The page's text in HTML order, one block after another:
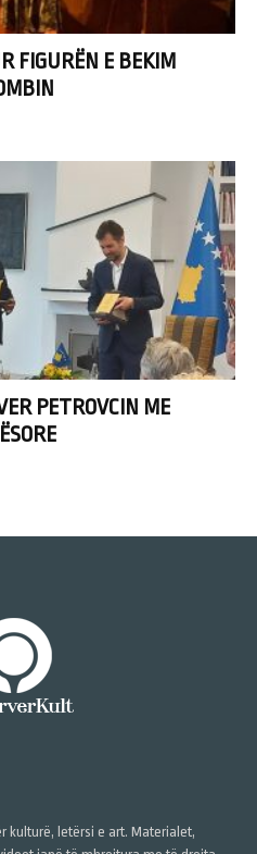
FIGURËN E BEKIM
PETROVCIN ME
kulturë, letërsi e art. Materialet,